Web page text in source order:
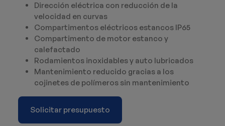
Dirección eléctrica con reducción de la
velocidad en curvas
Compartimentos eléctricos estancos IP65
Compartimento de motor estanco y
calefactado
Rodamientos inoxidables y auto lubricados
Mantenimiento reducido gracias a los
cojinetes de polímeros sin mantenimiento
Solicitar presupuesto